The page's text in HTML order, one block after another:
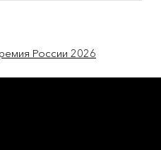
России 2026